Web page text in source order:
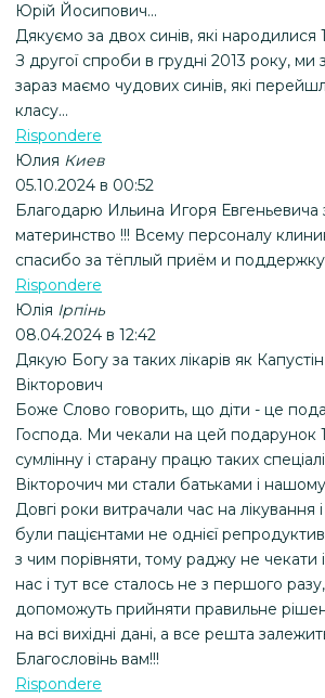
Юрій Йосипович...
Дякуємо за двох синів, які народилися
З другої спроби в грудні 2013 року, ми
зараз маємо чудових синів, які
класу...
Rispondere
Юлия Киев
05.10.2024 в 00:52
Благодарю Ильина Игоря Евгеньевича
материнство !!! Всему персоналу
спасибо за тёплый приём и
Rispondere
Юлія Ірпінь
08.04.2024 в 12:42
Дякую Богу за таких лікарів як
Вікторович
Боже Слово говорить, що діти - це
Господа. Ми чекали на цей подарунок
сумлінну і старану працю таких
Вікторочич ми стали батьками і
Довгі роки витрачали час на лікування
були пацієнтами не однієї
з чим порівняти, тому раджу не чекати
нас і тут все сталось не з першого
допоможуть прийняти правильне
на всі вихідні дані, а все решта
Благословінь вам!!!
Rispondere